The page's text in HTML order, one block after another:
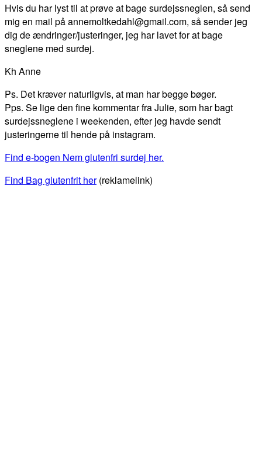
Hvis du har lyst til at prøve at bage surdejssneglen, så send
mig en mail på annemoltkedahl@gmail.com, så sender jeg
dig de ændringer/justeringer, jeg har lavet for at bage
sneglene med surdej.
Kh Anne
Ps. Det kræver naturligvis, at man har begge bøger.
Pps. Se lige den fine kommentar fra Julie, som har bagt
surdejssneglene i weekenden, efter jeg havde sendt
justeringerne til hende på instagram.
Find e-bogen Nem glutenfri surdej her.
Find Bag glutenfrit her(reklamelink)